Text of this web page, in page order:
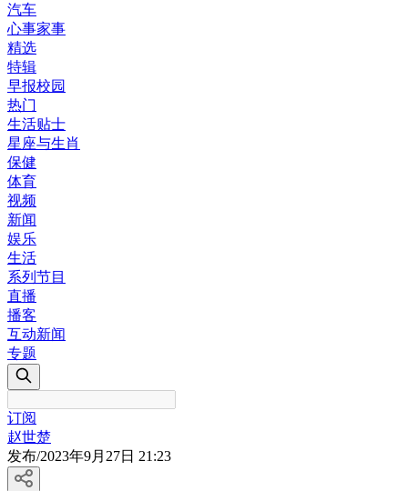
汽车
心事家事
精选
特辑
早报校园
热门
生活贴士
星座与生肖
保健
体育
视频
新闻
娱乐
生活
系列节目
直播
播客
互动新闻
专题
订阅
赵世楚
发布/2023年9月27日 21:23